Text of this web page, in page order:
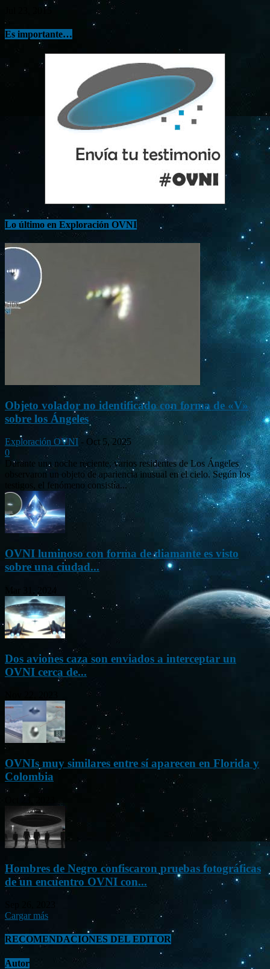
Jul 23, 2015
Es importante…
Lo último en Exploración OVNI
Objeto volador no identificado con forma de «V»
sobre los Ángeles
Exploración OVNI - Oct 5, 2025
0
Durante una noche reciente, varios residentes de Los Ángeles
observaron un objeto de apariencia inusual en el cielo. Según los
testigos, el fenómeno consistía...
OVNI luminoso con forma de diamante es visto
sobre una ciudad...
Mar 31, 2024
Dos aviones caza son enviados a interceptar un
OVNI cerca de...
OVNIs muy similares entre sí aparecen en Florida y
Colombia
Hombres de Negro confiscaron pruebas fotográficas
de un encuentro OVNI con...
Cargar más
RECOMENDACIONES DEL EDITOR
Autor